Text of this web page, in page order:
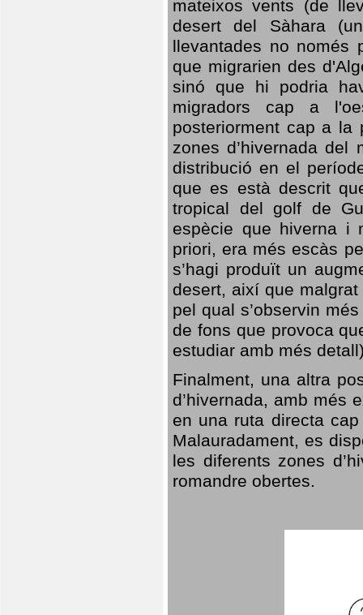
mateixos vents (de
desert del Sàhara
llevantades no només
que migrarien des
sinó que hi podria
migradors cap a
posteriorment cap a la
zones d’hivernada
distribució en el
que es està descrit
tropical del golf de
espècie que hiverna i
priori, era més escàs
s’hagi produït un
desert, així que
pel qual s’observin
de fons que provoca
estudiar amb més
Finalment, una altra
d’hivernada, amb més
en una ruta directa
Malauradament, es
les diferents zones
romandre obertes.